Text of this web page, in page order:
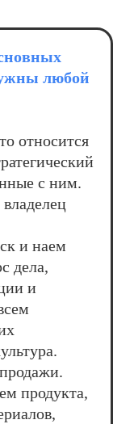
любой
относится
с ним.
и наем
дела,
и
продукта,